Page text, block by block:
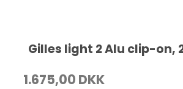
Gilles light 2 Alu clip-on,
1.675,00 DKK